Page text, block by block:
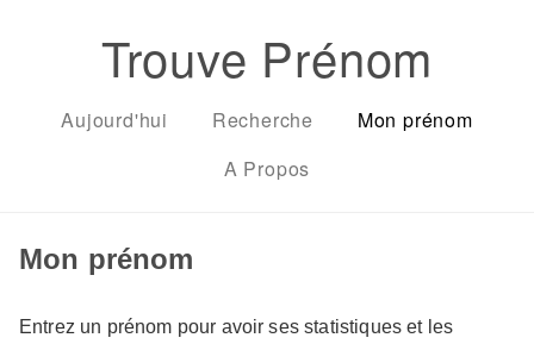
Trouve Prénom
Aujourd'hui Recherche
Mon prénom
A Propos
Mon prénom
Entrez un prénom pour avoir ses statistiques et les